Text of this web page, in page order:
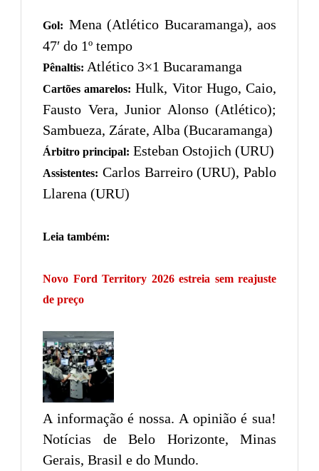
Gol: Mena (Atlético Bucaramanga), aos
47′ do 1º tempo
Pênaltis: Atlético 3×1 Bucaramanga
Cartões amarelos: Hulk, Vitor Hugo, Caio,
Fausto Vera, Junior Alonso (Atlético);
Sambueza, Zárate, Alba (Bucaramanga)
Árbitro principal: Esteban Ostojich (URU)
Assistentes: Carlos Barreiro (URU), Pablo
Llarena (URU)
Leia também:
Novo Ford Territory 2026 estreia sem reajuste
de preço
A informação é nossa. A opinião é sua!
Notícias de Belo Horizonte, Minas
Gerais, Brasil e do Mundo.